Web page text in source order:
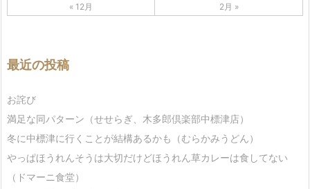
« 12月 2月 »
最近の投稿
お詫び
満足な同パターン（せせらぎ、木多郎倶楽部中標津店）
冬に中標津に行くことが結構あるかも（むらかみうどん）
やっぱほうれんそうは大切だけどほうれん草カレーは食してない
（ドマーニ食堂）